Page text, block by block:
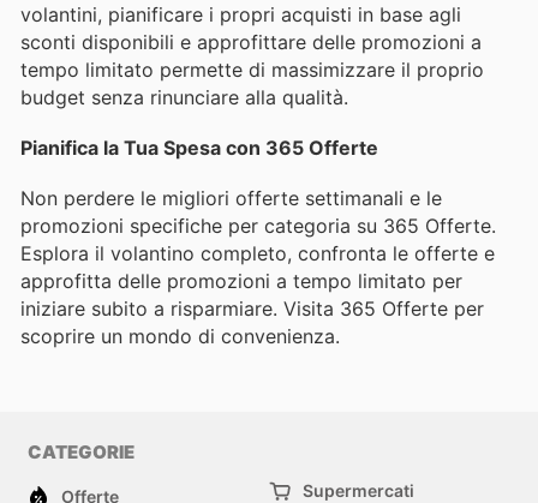
volantini, pianificare i propri acquisti in base agli
sconti disponibili e approfittare delle promozioni a
tempo limitato permette di massimizzare il proprio
budget senza rinunciare alla qualità.
Pianifica la Tua Spesa con 365 Offerte
Non perdere le migliori offerte settimanali e le
promozioni specifiche per categoria su 365 Offerte.
Esplora il volantino completo, confronta le offerte e
approfitta delle promozioni a tempo limitato per
iniziare subito a risparmiare. Visita 365 Offerte per
scoprire un mondo di convenienza.
CATEGORIE
Offerte Supermercati